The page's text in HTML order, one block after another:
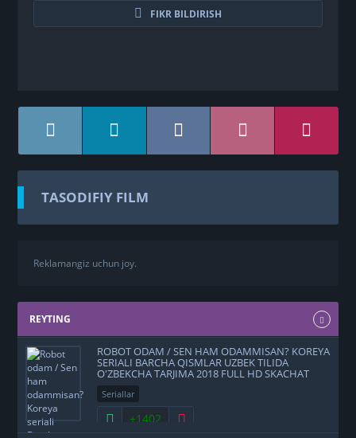
FIKR BILDIRISH
TASODIFIY FILM
Reklamangiz uchun joy.
REYTING
ROBOT ODAM / SEN HAM ODAMMISAN? KOREYA
SERIALI BARCHA QISMLAR UZBEK TILIDA
O'ZBEKCHA TARJIMA 2018 FULL HD SKACHAT
Seriallar
+1402